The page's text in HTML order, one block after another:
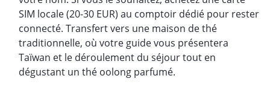
SIM locale (20-30 EUR) au comptoir dédié pour rester
connecté. Transfert vers une maison de thé
traditionnelle, où votre guide vous présentera
Taïwan et le déroulement du séjour tout en
dégustant un thé oolong parfumé.